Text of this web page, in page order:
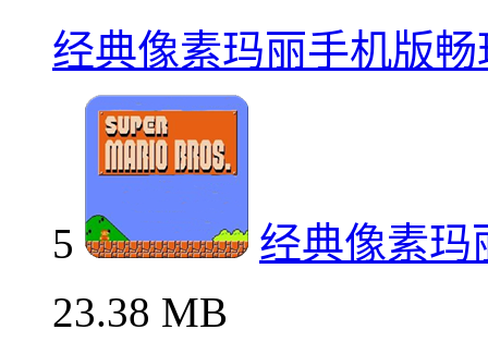
经典像素玛丽手机版
5
经典像素玛
23.38 MB